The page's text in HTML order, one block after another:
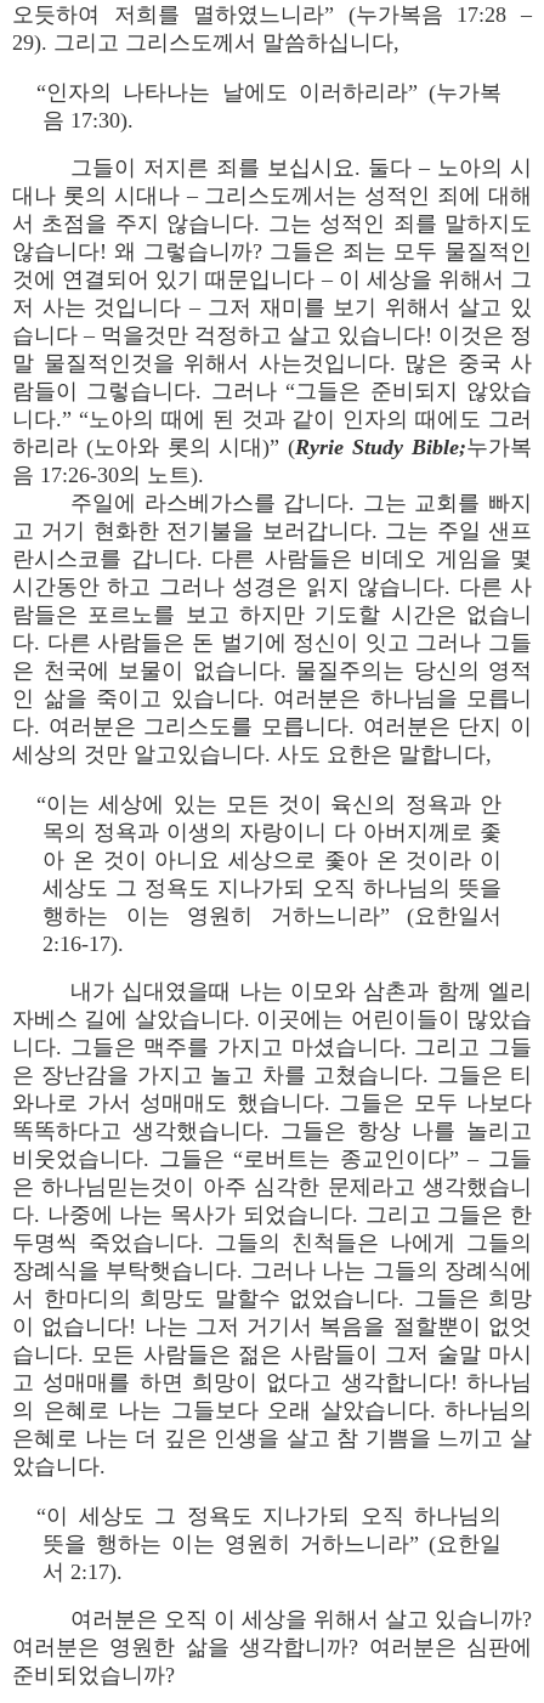
오듯하여 저희를 멸하였느니라” (누가복음 17:28 –
29). 그리고 그리스도께서 말씀하십니다,
“인자의 나타나는 날에도 이러하리라” (누가복
음 17:30).
그들이 저지른 죄를 보십시요. 둘다 – 노아의 시
대나 롯의 시대나 – 그리스도께서는 성적인 죄에 대해
서 초점을 주지 않습니다. 그는 성적인 죄를 말하지도
않습니다! 왜 그렇습니까? 그들은 죄는 모두 물질적인
것에 연결되어 있기 때문입니다 – 이 세상을 위해서 그
저 사는 것입니다 – 그저 재미를 보기 위해서 살고 있
습니다 – 먹을것만 걱정하고 살고 있습니다! 이것은 정
말 물질적인것을 위해서 사는것입니다. 많은 중국 사
람들이 그렇습니다. 그러나 “그들은 준비되지 않았습
니다.” “노아의 때에 된 것과 같이 인자의 때에도 그러
하리라 (노아와 롯의 시대)” (Ryrie Study Bible;누가복
음 17:26-30의 노트).
주일에 라스베가스를 갑니다. 그는 교회를 빠지
고 거기 현화한 전기불을 보러갑니다. 그는 주일 샌프
란시스코를 갑니다. 다른 사람들은 비데오 게임을 몇
시간동안 하고 그러나 성경은 읽지 않습니다. 다른 사
람들은 포르노를 보고 하지만 기도할 시간은 없습니
다. 다른 사람들은 돈 벌기에 정신이 잇고 그러나 그들
은 천국에 보물이 없습니다. 물질주의는 당신의 영적
인 삶을 죽이고 있습니다. 여러분은 하나님을 모릅니
다. 여러분은 그리스도를 모릅니다. 여러분은 단지 이
세상의 것만 알고있습니다. 사도 요한은 말합니다,
“이는 세상에 있는 모든 것이 육신의 정욕과 안
목의 정욕과 이생의 자랑이니 다 아버지께로 좇
아 온 것이 아니요 세상으로 좇아 온 것이라 이
세상도 그 정욕도 지나가되 오직 하나님의 뜻을
행하는 이는 영원히 거하느니라” (요한일서
2:16-17).
내가 십대였을때 나는 이모와 삼촌과 함께 엘리
자베스 길에 살았습니다. 이곳에는 어린이들이 많았습
니다. 그들은 맥주를 가지고 마셨습니다. 그리고 그들
은 장난감을 가지고 놀고 차를 고쳤습니다. 그들은 티
와나로 가서 성매매도 했습니다. 그들은 모두 나보다
똑똑하다고 생각했습니다. 그들은 항상 나를 놀리고
비웃었습니다. 그들은 “로버트는 종교인이다” – 그들
은 하나님믿는것이 아주 심각한 문제라고 생각했습니
다. 나중에 나는 목사가 되었습니다. 그리고 그들은 한
두명씩 죽었습니다. 그들의 친척들은 나에게 그들의
장례식을 부탁햇습니다. 그러나 나는 그들의 장례식에
서 한마디의 희망도 말할수 없었습니다. 그들은 희망
이 없습니다! 나는 그저 거기서 복음을 절할뿐이 없엇
습니다. 모든 사람들은 젊은 사람들이 그저 술말 마시
고 성매매를 하면 희망이 없다고 생각합니다! 하나님
의 은혜로 나는 그들보다 오래 살았습니다. 하나님의
은혜로 나는 더 깊은 인생을 살고 참 기쁨을 느끼고 살
았습니다.
“이 세상도 그 정욕도 지나가되 오직 하나님의
뜻을 행하는 이는 영원히 거하느니라” (요한일
서 2:17).
여러분은 오직 이 세상을 위해서 살고 있습니까?
여러분은 영원한 삶을 생각합니까? 여러분은 심판에
준비되었습니까?